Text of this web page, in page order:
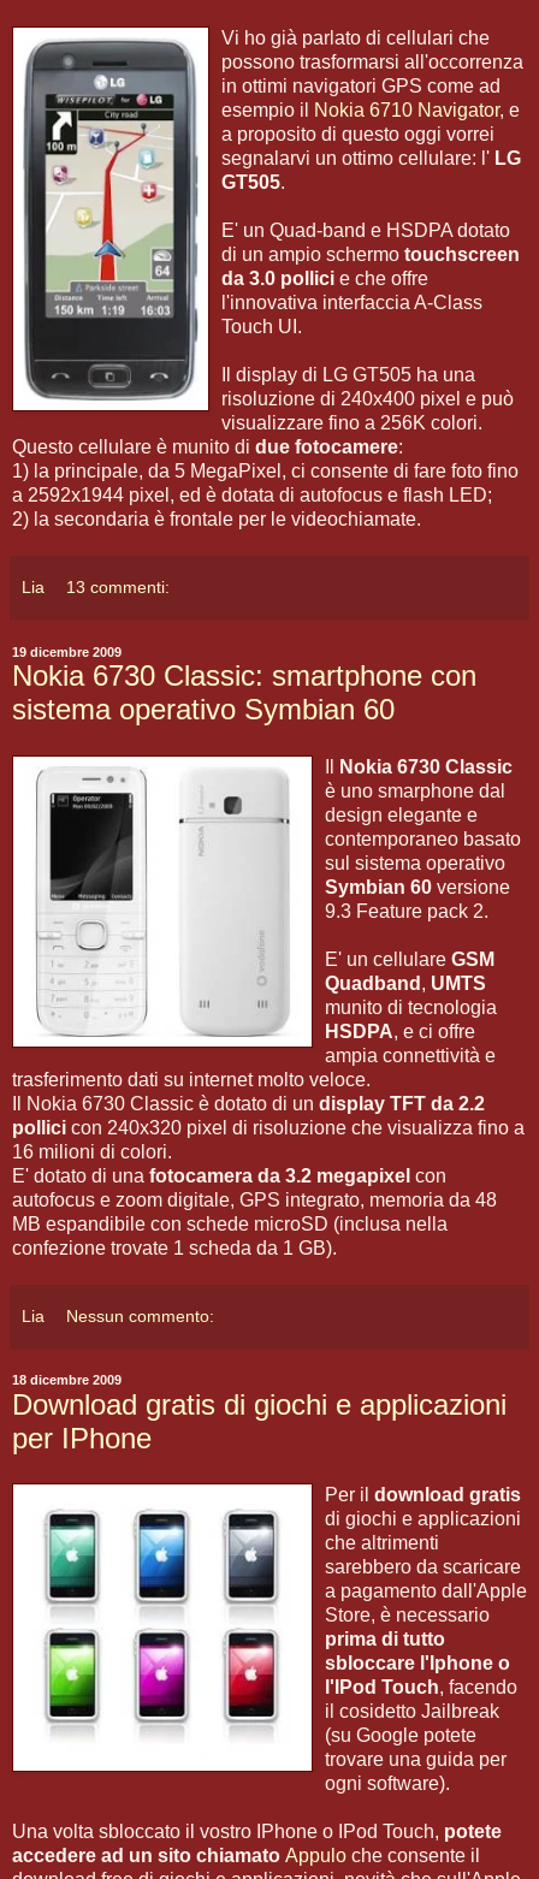
Vi ho già parlato di cellulari che
possono trasformarsi all'occorrenza
in ottimi navigatori GPS come ad
esempio il
Nokia 6710 Navigator, e
a proposito di questo oggi vorrei
segnalarvi un ottimo cellulare: l' LG
GT505.
E' un Quad-band e HSDPA dotato
di un ampio schermo touchscreen
da 3.0 pollici e che offre
l'innovativa interfaccia A-Class
Touch UI.
Il display di LG GT505 ha una
risoluzione di 240x400 pixel e può
visualizzare fino a 256K colori.
Questo cellulare è munito di due fotocamere:
1) la principale, da 5 MegaPixel, ci consente di fare foto fino
a 2592x1944 pixel, ed è dotata di autofocus e flash LED;
2) la secondaria è frontale per le videochiamate.
Lia 13 commenti:
19 dicembre 2009
Nokia 6730 Classic: smartphone con
sistema operativo Symbian 60
Nokia 6730 Classic
è uno smarphone dal
design elegante e
contemporaneo basato
sul sistema operativo
Symbian 60 versione
9.3 Feature pack 2.
E' un cellulare GSM
Quadband , UMTS
munito di tecnologia
HSDPA, e ci offre
ampia connettività e
trasferimento dati su internet molto veloce.
Il Nokia 6730 Classic è dotato di un display TFT da 2.2
pollici con 240x320 pixel di risoluzione che visualizza fino a
16 milioni di colori.
E' dotato di una fotocamera da 3.2 megapixel con
autofocus e zoom digitale, GPS integrato, memoria da 48
MB espandibile con schede microSD (inclusa nella
confezione trovate 1 scheda da 1 GB).
Lia Nessun commento:
18 dicembre 2009
Download gratis di giochi e applicazioni
per IPhone
Per il download gratis
di giochi e applicazioni
che altrimenti
sarebbero da scaricare
a pagamento dall'Apple
Store, è necessario
prima di tutto
sbloccare l'Iphone o
l'IPod Touch, facendo
il cosidetto Jailbreak
(su Google potete
trovare una guida per
ogni software).
Una volta sbloccato il vostro IPhone o IPod Touch, potete
accedere ad un sito chiamato Appulo che consente il